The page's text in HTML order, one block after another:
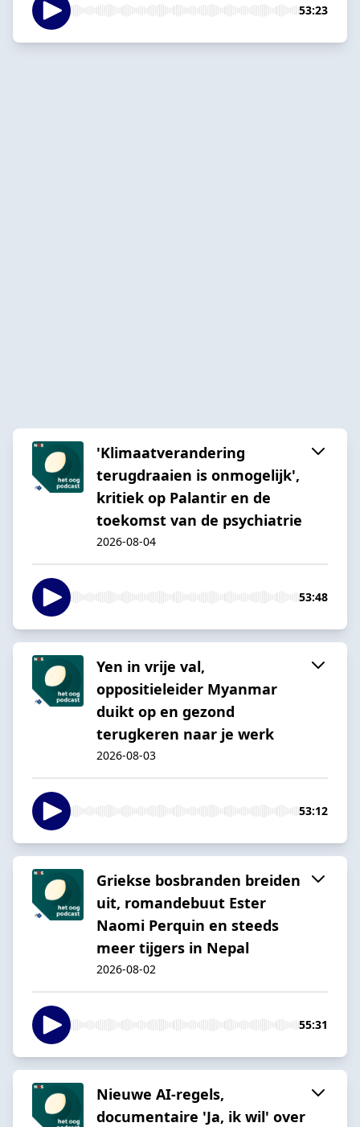
53:23
'Klimaatverandering
terugdraaien is onmogelijk',
kritiek op Palantir en de
toekomst van de psychiatrie
2026-08-04
53:48
Yen in vrije val,
oppositieleider Myanmar
duikt op en gezond
terugkeren naar je werk
2026-08-03
53:12
Griekse bosbranden breiden
uit, romandebuut Ester
Naomi Perquin en steeds
meer tijgers in Nepal
2026-08-02
55:31
Nieuwe AI-regels,
documentaire 'Ja, ik wil' over